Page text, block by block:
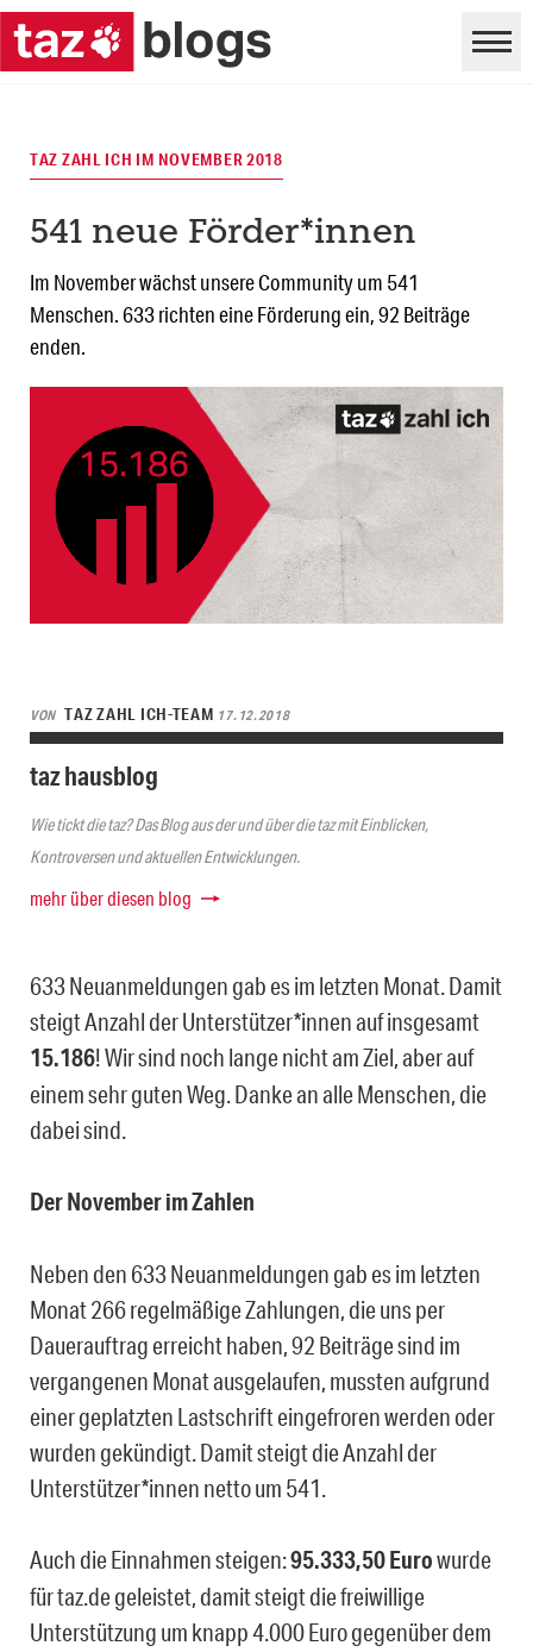
TAZ ZAHL ICH IM NOVEMBER 2018
541 neue Förder*innen
Im November wächst unsere Community um 541
Menschen. 633 richten eine Förderung ein, 92 Beiträge
enden.
VON TAZ ZAHL ICH-TEAM 17.12.2018
taz hausblog
Wie tickt die taz? Das Blog aus der und über die taz mit Einblicken,
Kontroversen und aktuellen Entwicklungen.
mehr über diesen blog
633 Neuanmeldungen gab es im letzten Monat. Damit
steigt Anzahl der Unterstützer*innen auf insgesamt
15.186! Wir sind noch lange nicht am Ziel, aber auf
einem sehr guten Weg. Danke an alle Menschen, die
dabei sind.
Der November im Zahlen
Neben den 633 Neuanmeldungen gab es im letzten
Monat 266 regelmäßige Zahlungen, die uns per
Dauerauftrag erreicht haben, 92 Beiträge sind im
vergangenen Monat ausgelaufen, mussten aufgrund
einer geplatzten Lastschrift eingefroren werden oder
wurden gekündigt. Damit steigt die Anzahl der
Unterstützer*innen netto um 541.
Auch die Einnahmen steigen:95.333,50Eurowurde
für taz.de geleistet, damit steigt die freiwillige
Unterstützung um knapp 4.000 Euro gegenüber dem